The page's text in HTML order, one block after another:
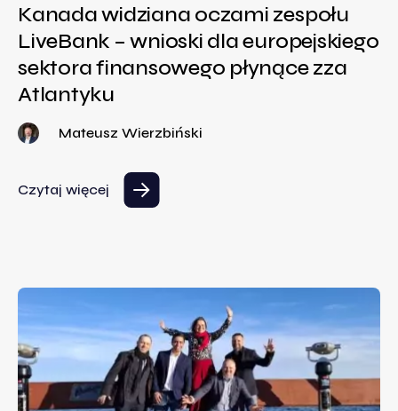
Kanada widziana oczami zespołu
LiveBank – wnioski dla europejskiego
sektora finansowego płynące zza
Atlantyku
Mateusz Wierzbiński
Czytaj więcej